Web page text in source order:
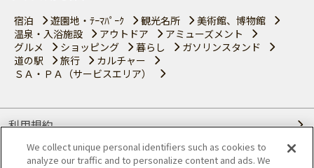
宿泊
遊園地・ﾃｰﾏﾊﾟｰｸ 観光名所
美術館、博物館
温泉・入浴施設
アウトドア
アミューズメント
グルメ
ショッピング 暮らし
ガソリンスタンド
道の駅
旅行
カルチャー
ＳＡ・ＰＡ（サービスエリア）
利用規約
個人情報の取り扱いについて
We collect unique personal identifiers such as cookies to
analyze our traffic and to personalize content and ads. We